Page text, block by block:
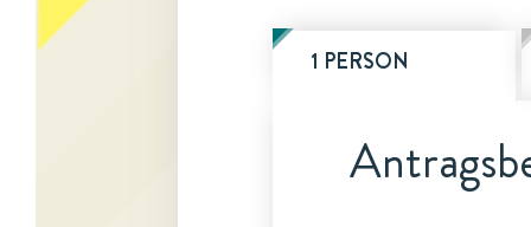
1 PERSON